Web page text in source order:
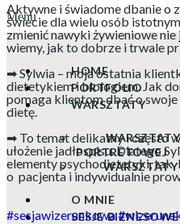
Menu
HOME
PORTFOLIO
WARSZTATY
PORTRETOWEJ
O MNIE
SESJE BIZNESOWE
Aktywne i świadome dbanie o
świecie dla wielu osób
zmienić nawyki żywieniowe
wiemy, jak to dobrze i trwale
➡ Sylwia – moja ostatnia
dietetykiem i biologiem. Jak
pomaga klientom dbać o
dietę.
➡ To temat delikatny i często
ułożenie jadłospisu. Dlatego
elementy psychodietetyki,
o pacjenta i indywidualnie
#sesjawizerunkowa